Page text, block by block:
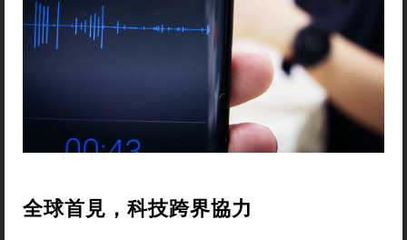
全球首見，科技跨界協力